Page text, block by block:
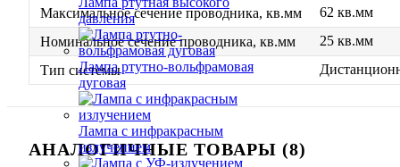
давления
Лампа ртутно-вольфрамовая
дуговая
Лампа с инфракрасным
излучением
Максимальное сечение проводника, кв.мм
62 кв.мм
Номинальное сечение проводника, кв.мм
25 кв.мм
Тип системы
АНАЛОГИЧНЫЕ ТОВАРЫ (8)